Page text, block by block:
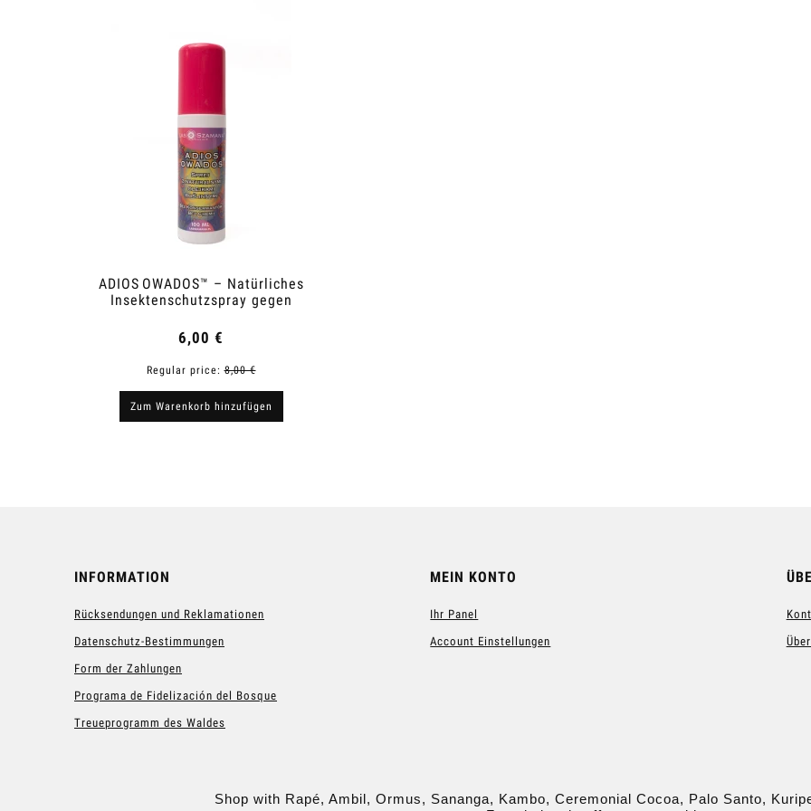
ADIOS OWADOS™ – Natürliches
Insektenschutzspray gegen
6,00 €
Regular price:8,00 €
Zum Warenkorb hinzufügen
INFORMATION
Rücksendungen und Reklamationen
Datenschutz-Bestimmungen
Form der Zahlungen
Programa de Fidelización del Bosque
Treueprogramm des Waldes
MEIN KONTO
Ihr Panel
Account Einstellungen
Shop with Rapé, Ambil, Ormus, Sananga, Kambo, Ceremonial Cocoa, Palo Santo,